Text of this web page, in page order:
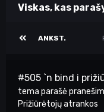
Viskas, kas
ANKST.
#505 `n bind i
tema parašė
Prižiūrėtojų atrankos